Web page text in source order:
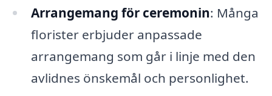
Arrangemang för ceremonin: Många
florister erbjuder anpassade
arrangemang som går i linje med den
avlidnes önskemål och personlighet.